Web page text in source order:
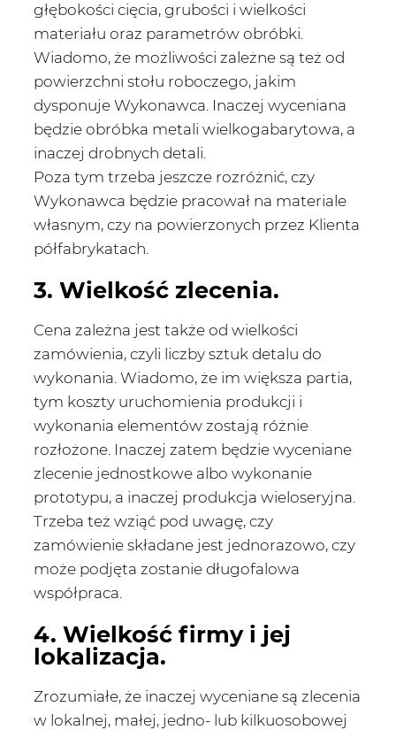
głębokości cięcia, grubości i wielkości
materiału oraz parametrów obróbki.
Wiadomo, że możliwości zależne są też od
powierzchni stołu roboczego, jakim
dysponuje Wykonawca. Inaczej wyceniana
będzie obróbka metali wielkogabarytowa, a
inaczej drobnych detali.
Poza tym trzeba jeszcze rozróżnić, czy
Wykonawca będzie pracował na materiale
własnym, czy na powierzonych przez Klienta
półfabrykatach.
3. Wielkość zlecenia.
Cena zależna jest także od wielkości
zamówienia, czyli liczby sztuk detalu do
wykonania. Wiadomo, że im większa partia,
tym koszty uruchomienia produkcji i
wykonania elementów zostają różnie
rozłożone. Inaczej zatem będzie wyceniane
zlecenie jednostkowe albo wykonanie
prototypu, a inaczej produkcja wieloseryjna.
Trzeba też wziąć pod uwagę, czy
zamówienie składane jest jednorazowo, czy
może podjęta zostanie długofalowa
współpraca.
4. Wielkość firmy i jej
lokalizacja.
Zrozumiałe, że inaczej wyceniane są zlecenia
w lokalnej, małej, jedno- lub kilkuosobowej